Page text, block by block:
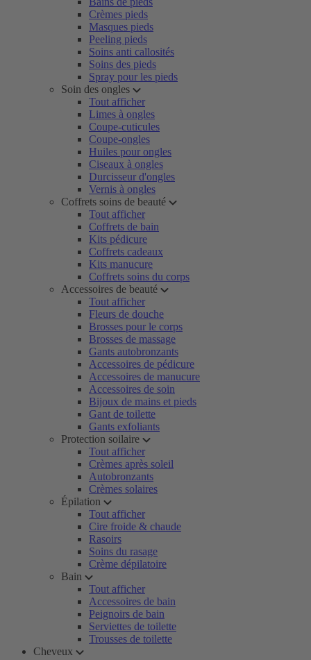
Crèmes pieds
Masques pieds
Peeling pieds
Soins anti callosités
Soins des pieds
Spray pour les pieds
Soin des ongles
Tout afficher
Limes à ongles
Coupe-cuticules
Coupe-ongles
Huiles pour ongles
Ciseaux à ongles
Durcisseur d'ongles
Vernis à ongles
Coffrets soins de beauté
Tout afficher
Coffrets de bain
Kits pédicure
Coffrets cadeaux
Kits manucure
Coffrets soins du corps
Accessoires de beauté
Tout afficher
Fleurs de douche
Brosses pour le corps
Brosses de massage
Gants autobronzants
Accessoires de pédicure
Accessoires de manucure
Accessoires de soin
Bijoux de mains et pieds
Gant de toilette
Gants exfoliants
Protection soilaire
Tout afficher
Crèmes après soleil
Autobronzants
Crèmes solaires
Épilation
Tout afficher
Cire froide & chaude
Rasoirs
Soins du rasage
Crème dépilatoire
Bain
Tout afficher
Accessoires de bain
Peignoirs de bain
Serviettes de toilette
Trousses de toilette
Cheveux